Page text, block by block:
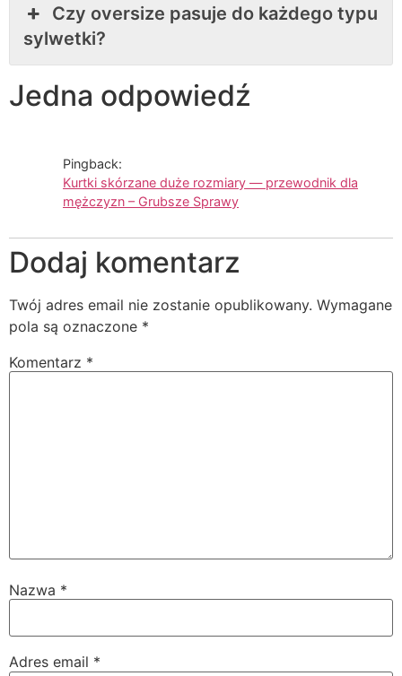
Czy oversize pasuje do każdego typu
sylwetki?
Jedna odpowiedź
Pingback:
Kurtki skórzane duże rozmiary — przewodnik dla
mężczyzn – Grubsze Sprawy
Dodaj komentarz
Twój adres email nie zostanie opublikowany. Wymagane
pola są oznaczone *
Komentarz *
Nazwa *
Adres email *